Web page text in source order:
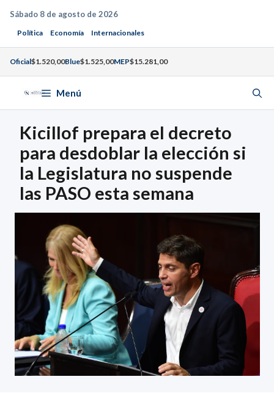
Saltar
contenido
Sábado 8 de agosto de 2026
Política Economía Internacionales
Oficial$1.520,00Blue$1.525,00MEP$15.281,00
Menú
Kicillof prepara el decreto
para desdoblar la elección si
la Legislatura no suspende
las PASO esta semana